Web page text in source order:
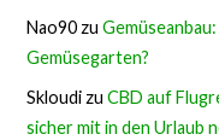
Nao90 zu
Gemüsegarten?
Skloudi zuCBD auf
sicher mit in den Urlaub